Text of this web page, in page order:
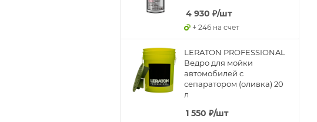
4 930 ₽/шт
+ 246 на счет
LERATON PROFESSIONAL
Ведро для мойки
автомобилей с
сепаратором (оливка) 20
л
1 550 ₽/шт